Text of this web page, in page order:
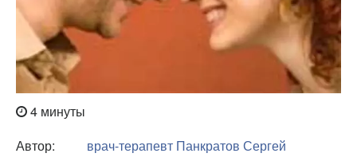
4 минуты
Автор:
врач-терапевт Панкратов Сергей